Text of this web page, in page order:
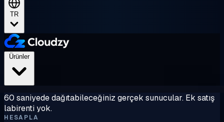
TR
Ürünler
60 saniyede dağıtabileceğiniz gerçek sunucular. Ek satış
labirenti yok.
HESAPLA